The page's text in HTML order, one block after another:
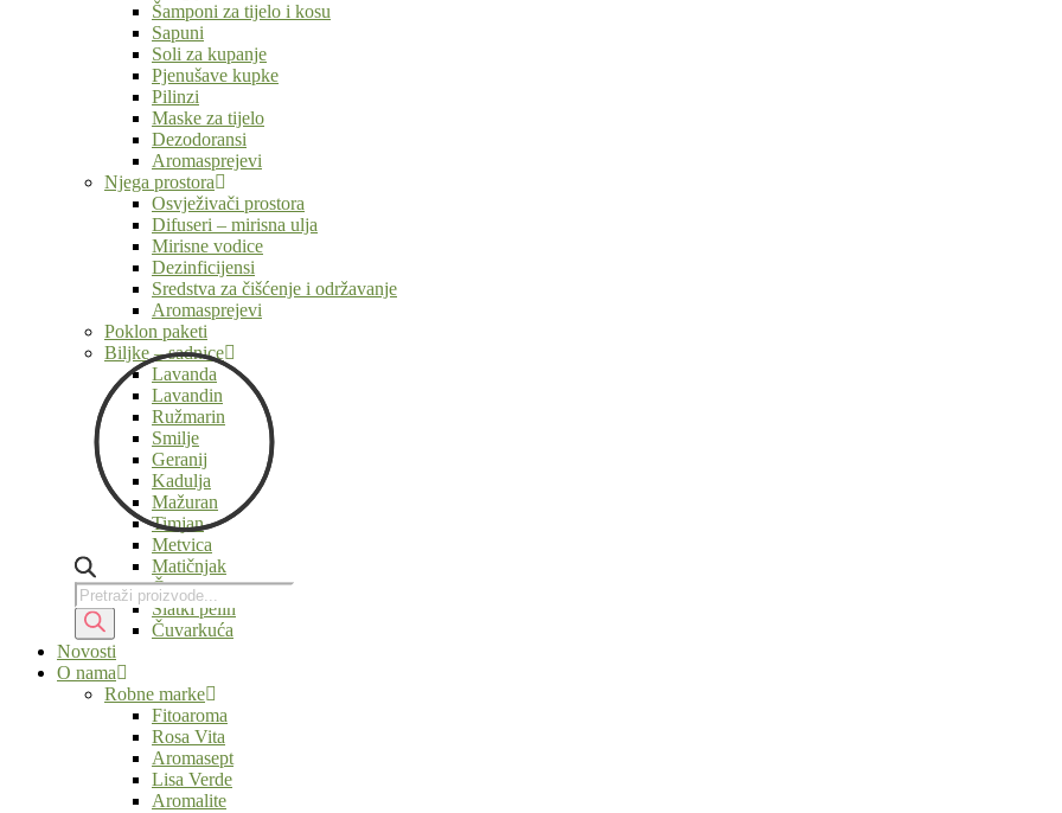
Šamponi za tijelo i kosu
Sapuni
Soli za kupanje
Pjenušave kupke
Pilinzi
Maske za tijelo
Dezodoransi
Aromasprejevi
Njega prostora
Osvježivači prostora
Difuseri – mirisna ulja
Mirisne vodice
Dezinficijensi
Sredstva za čišćenje i održavanje
Aromasprejevi
Poklon paketi
Biljke – sadnice
Lavanda
Lavandin
Ružmarin
Smilje
Geranij
Kadulja
Mažuran
Timjan
Metvica
Matičnjak
Čempres
Slatki pelin
Čuvarkuća
Novosti
O nama
Robne marke
Fitoaroma
Rosa Vita
Aromasept
Lisa Verde
Aromalite
Products
search
Products
search